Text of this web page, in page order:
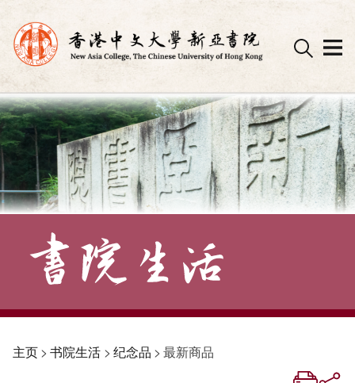
Skip
to
content
主页> 书院生活 > 纪念品 > 最新商品